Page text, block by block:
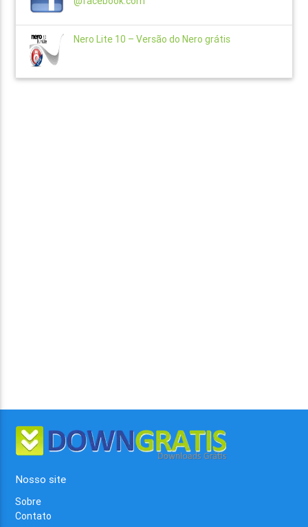
Nero Lite 10 – Versão do Nero grátis
Nosso site
Sobre
Contato